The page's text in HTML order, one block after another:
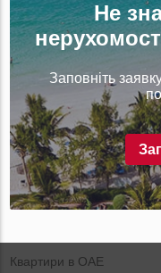
Не
Заповніть
Квартири в ОАЕ